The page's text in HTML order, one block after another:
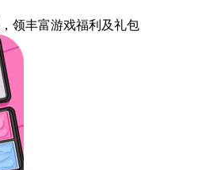
，领丰富游戏福利 及礼包